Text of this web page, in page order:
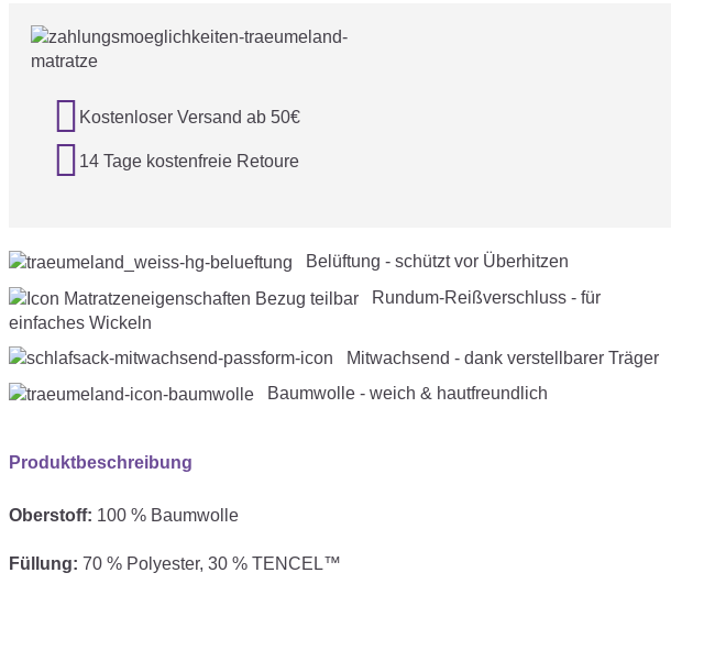
 Kostenloser Versand ab 50€
 14 Tage kostenfreie Retoure
Belüftung - schützt vor Überhitzen
Rundum-Reißverschluss - für
einfaches Wickeln
Mitwachsend - dank verstellbarer Träger
Baumwolle - weich & hautfreundlich
Produktbeschreibung
Oberstoff: 100 % Baumwolle
Füllung: 70 % Polyester, 30 % TENCEL™